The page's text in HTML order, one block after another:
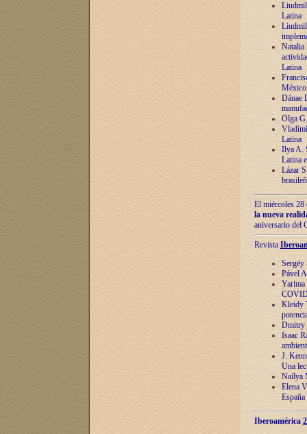
Latina
Natalia
Latina
México
Dánae
Olga
Latina
Ilya A.
Latina
Lázar
El miércoles 28
la nueva
aniversario del
Revista
Sergéy
Pável
Yarima
Kleidy
Dmitry
Isaac
J.
Una
Naílya
Elena
España
Iberoamérica